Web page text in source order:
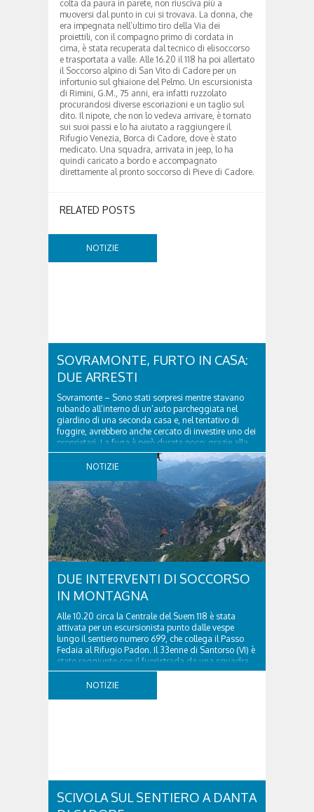
colta da paura in parete, non riusciva più a
muoversi dal punto in cui si trovava. La donna, che
era impegnata nell’ultimo tiro della Via dei
proiettili, con il compagno primo di cordata in
cima, è stata recuperata dal tecnico di elisoccorso
e trasportata a valle. Alle 16.20 il 118 ha poi allertato
il Soccorso alpino di San Vito di Cadore per un
infortunio sul ghiaione del Pelmo. Un escursionista
di Rimini, G.M., 75 anni, era infatti ruzzolato
procurandosi diverse escoriazioni e un taglio sul
dito. Il nipote, che non lo vedeva arrivare, è tornato
sui suoi passi e lo ha aiutato a raggiungere il
Rifugio Venezia, Borca di Cadore, dove è stato
medicato. Una squadra, arrivata in jeep, lo ha
quindi caricato a bordo e accompagnato
direttamente al pronto soccorso di Pieve di Cadore.
RELATED POSTS
NOTIZIE
SOVRAMONTE, FURTO IN CASA:
DUE ARRESTI
Sovramonte – Sono stati sorpresi mentre stavano
rubando all’interno di un’auto parcheggiata nel
giardino di una seconda casa e, nel tentativo di
fuggire, avrebbero anche cercato di investire uno dei
proprietari. La fuga è però durata poco: grazie alla
tempestiva chiamata al 112 e all’intervento...
NOTIZIE
DUE INTERVENTI DI SOCCORSO
IN MONTAGNA
Alle 10.20 circa la Centrale del Suem 118 è stata
attivata per un escursionista punto dalle vespe
lungo il sentiero numero 699, che collega il Passo
Fedaia al Rifugio Padon. Il 33enne di Santorso (VI) è
stato raggiunto con il fuoristrada da una squadra
del Soccorso alpino della Val Pettorina...
NOTIZIE
SCIVOLA SUL SENTIERO A DANTA